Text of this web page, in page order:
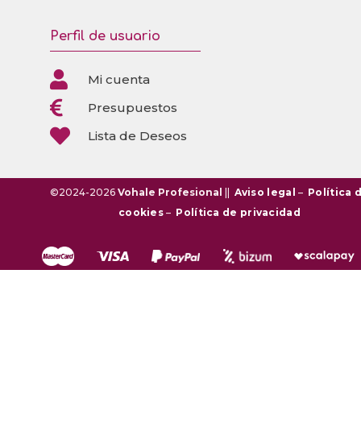
Perfil de usuario
 Mi cuenta
 Presupuestos
 Lista de Deseos
©2024-2026 Vohale Profesional Aviso legal – Política
cookies– Política de privacidad